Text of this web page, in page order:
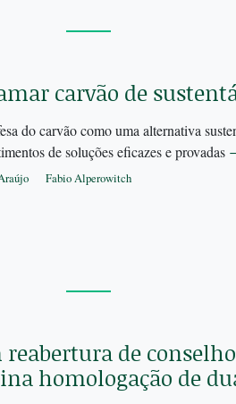
carvão de
do carvão como uma alternativa
de soluções eficazes e provadas
Fabio Alperowitch
reabertura de
homologação de